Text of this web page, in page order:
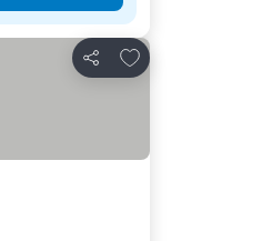
Compartir
Agregar a favoritos